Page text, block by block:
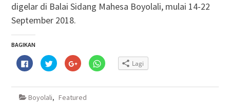
digelar di Balai Sidang Mahesa Boyolali, mulai 14-22
September 2018.
BAGIKAN
Klik
untuk
membagikan
Facebook(Membuka
jendela
Klik
untuk
berbagi
Twitter(Membuka
jendela
Klik
untuk
berbagi
Google+
di
Klik
untuk
WhatsApp(Membuka
Lagi
Boyolali, Featured